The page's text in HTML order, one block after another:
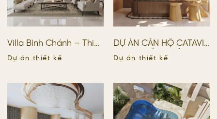
Villa Bình Chánh – Thiết
kế & Thi công Trọn Gói
Nội Thất Cao Cấp
Dự án thiết kế
DỰ ÁN CĂN HỘ CATAVIL
– HƠI THỞ NGHỆ
THUẬT TRONG KHÔNG
Dự án thiết kế